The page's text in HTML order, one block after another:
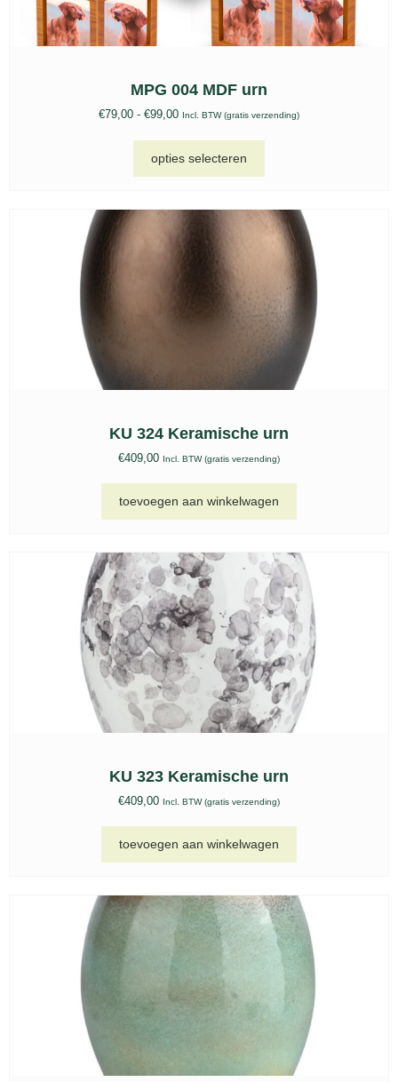
MPG 004 MDF urn
€79,00 - €99,00 Incl. BTW (gratis verzending)
opties selecteren
KU 324 Keramische urn
€409,00 Incl. BTW (gratis verzending)
toevoegen aan winkelwagen
KU 323 Keramische urn
€409,00 Incl. BTW (gratis verzending)
toevoegen aan winkelwagen